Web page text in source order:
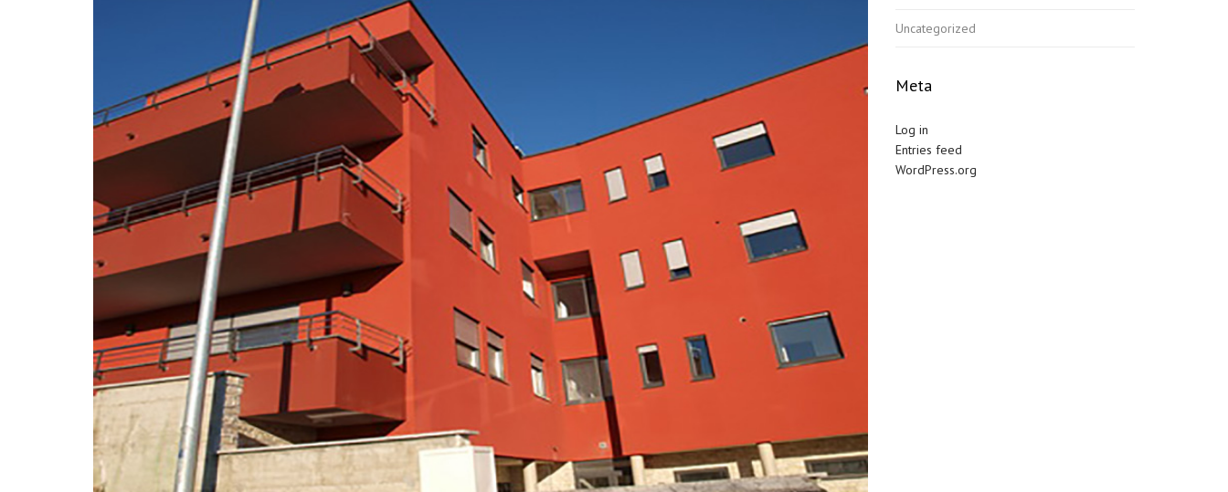
Uncategorized
Meta
Log in
Entries feed
WordPress.org